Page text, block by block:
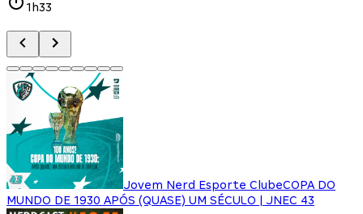
1h33
Jovem Nerd Esporte ClubeCOPA DO
MUNDO DE 1930 APÓS (QUASE) UM SÉCULO | JNEC 43